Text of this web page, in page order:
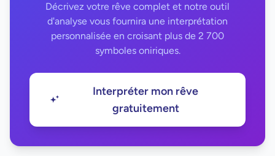
Décrivez votre rêve complet et notre outil
d'analyse vous fournira une interprétation
personnalisée en croisant plus de 2 700
symboles oniriques.
Interpréter mon rêve
gratuitement